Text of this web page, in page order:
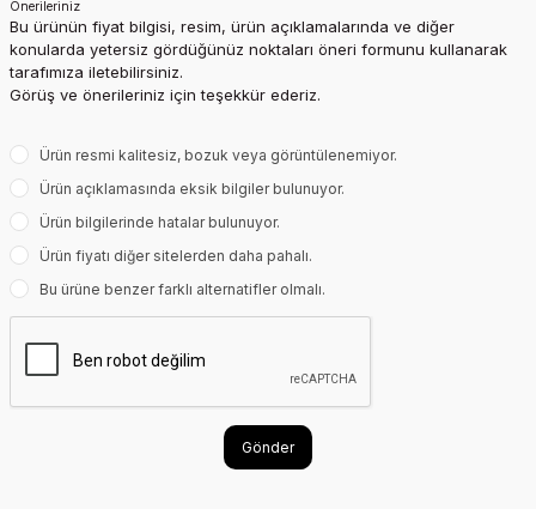
Önerileriniz
Bu ürünün fiyat bilgisi, resim, ürün açıklamalarında ve diğer
konularda yetersiz gördüğünüz noktaları öneri formunu kullanarak
tarafımıza iletebilirsiniz.
Görüş ve önerileriniz için teşekkür ederiz.
Ürün resmi kalitesiz, bozuk veya görüntülenemiyor.
Ürün açıklamasında eksik bilgiler bulunuyor.
Ürün bilgilerinde hatalar bulunuyor.
Ürün fiyatı diğer sitelerden daha pahalı.
Bu ürüne benzer farklı alternatifler olmalı.
Gönder